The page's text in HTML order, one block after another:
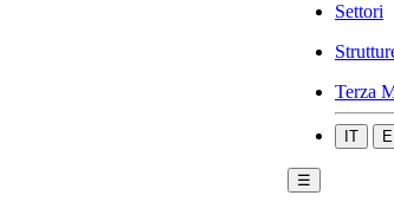
Settori
Terza
IT
☰